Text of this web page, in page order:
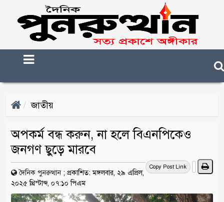
জাতীয়
অপকর্ম বন্ধ করুন, না হলে বিএনপিকেও
জনগণ ছুড়ে মারবে
Copy Post Link
দৈনিক পুনরুত্থান ; প্রকাশিত: মঙ্গলবার, ২৯ এপ্রিল,
২০২৫ খ্রিস্টাব্দ, ০৭:১০ পিএম